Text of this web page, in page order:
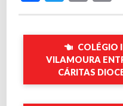
COLÉGIO
VILAMOURA
CÁRITAS